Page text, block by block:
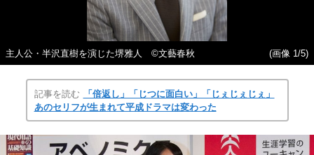
主人公・半沢直樹を演じた堺雅人 ©文藝春秋 (画像 1/5)
記事を読む
「倍返し」「じつに面白い」「じぇじぇじぇ」
あのセリフが生まれて平成ドラマは変わった